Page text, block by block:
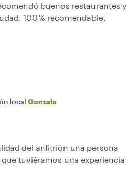
buenos restaurantes y
100 % recomendable.
local Gonzalo
del anfitrión una persona
tuviéramos una experiencia